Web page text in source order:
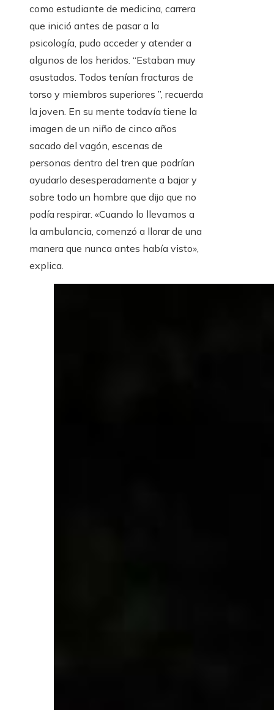
como estudiante de medicina, carrera
que inició antes de pasar a la
psicología, pudo acceder y atender a
algunos de los heridos. “Estaban muy
asustados. Todos tenían fracturas de
torso y miembros superiores ”, recuerda
la joven. En su mente todavía tiene la
imagen de un niño de cinco años
sacado del vagón, escenas de
personas dentro del tren que podrían
ayudarlo desesperadamente a bajar y
sobre todo un hombre que dijo que no
podía respirar. «Cuando lo llevamos a
la ambulancia, comenzó a llorar de una
manera que nunca antes había visto»,
explica.